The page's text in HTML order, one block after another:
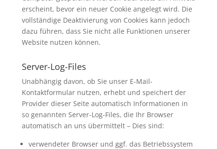
erscheint, bevor ein neuer Cookie angelegt wird. Die
vollständige Deaktivierung von Cookies kann jedoch
dazu führen, dass Sie nicht alle Funktionen unserer
Website nutzen können.
Server-Log-Files
Unabhängig davon, ob Sie unser E-Mail-
Kontaktformular nutzen, erhebt und speichert der
Provider dieser Seite automatisch Informationen in
so genannten Server-Log-Files, die Ihr Browser
automatisch an uns übermittelt – Dies sind:
verwendeter Browser und ggf. das Betriebssystem